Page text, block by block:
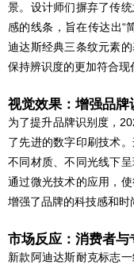
景。设计师们摒弃了传
感的线条，旨在传达出“
迪达斯经典三条纹元素
保持辨识度的更加符合现
视觉效果：增强品
为了提升品牌识别度，
了先进的数字印刷技术
不同材质、不同光线下
通过微光技术的应用，
增强了品牌的科技感和时
市场反应：消费者
新款阿迪达斯耐克标志